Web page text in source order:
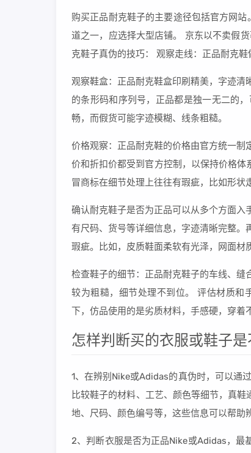
购买正品耐克鞋子的主要途径包括官方网
道之一，应选择大型店铺。 京东以不卖假
克鞋子真伪的技巧： 观察走线：正品耐克鞋
观察鞋盒：正品耐克鞋盒印刷精美，字迹
的条形码和序列号，正品都是独一无二的
畅，而假货可能字迹模糊、线条粗糙。
价格观察：正品耐克鞋的价格由官方统一
价和折扣价都受到官方控制，以保持价格体
冒商标在细节处理上往往有瑕疵，比如形状
确认耐克鞋子是否为正品可以从多个方面
有尺码、货号等详细信息，字迹清晰完整
瑕疵。比如，皮质鞋面柔软有光泽，网面材
检查鞋子的细节：正品耐克鞋子的车线、
较为粗糙，细节处理不到位。 评估材质和
下，仿品使用的是劣质材料，手感硬，穿着
怎样判断买的衣服或鞋子
1、在辨别Nike或Adidas的真伪时，可以通
比较鞋子的材料、工艺、颜色等细节，真
地、尺码、颜色编号等，这些信息可以帮助
2、判断衣服是否为正品Nike或Adidas，最